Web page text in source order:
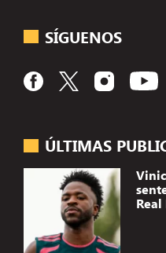
ÚLTIMAS
SÍGUENOS